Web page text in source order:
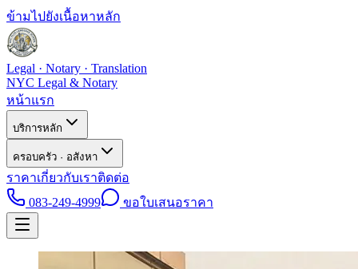
ข้ามไปยังเนื้อหาหลัก
Legal · Notary · Translation
NYC Legal & Notary
หน้าแรก
บริการหลัก
ครอบครัว · อสังหา
ราคาเกี่ยวกับเราติดต่อ
083-249-4999
ขอใบเสนอราคา